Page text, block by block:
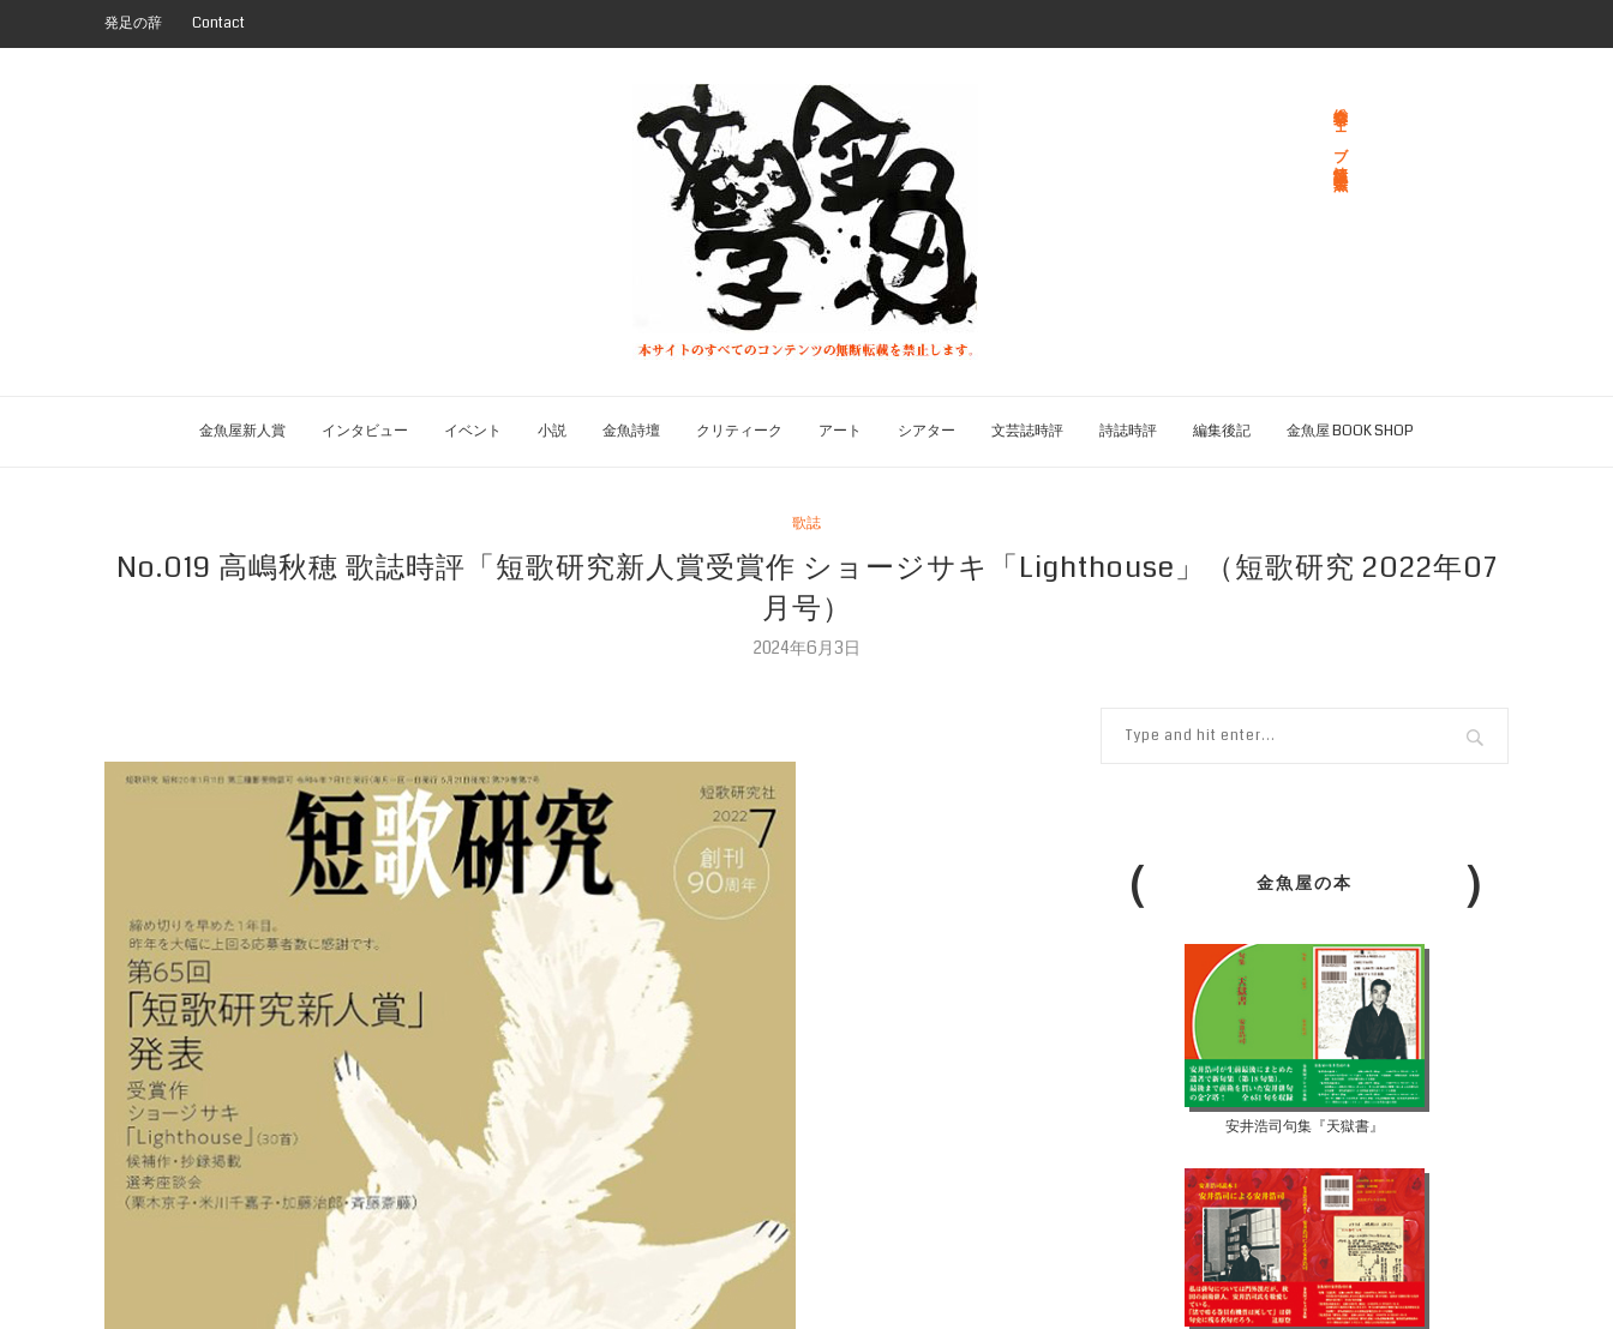
発足の辞 Contact
総合文学ウェブ情報誌 文学金魚
金魚屋新人賞 インタビュー イベント 小説 金魚詩壇 クリティーク アート シアター 文芸誌時評 詩誌時評 編集後記 金魚屋 BOOK SHOP
歌誌
No.019 高嶋秋穂 歌誌時評「短歌研究新人賞受賞作 ショージサキ「Lighthouse」（短歌研究 2022年07
月号）
2024年6月3日
金魚屋の本
安井浩司句集『天獄書』